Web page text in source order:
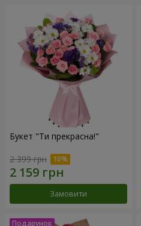
Букет "Ти прекрасна!"
2 399 грн
Замовити